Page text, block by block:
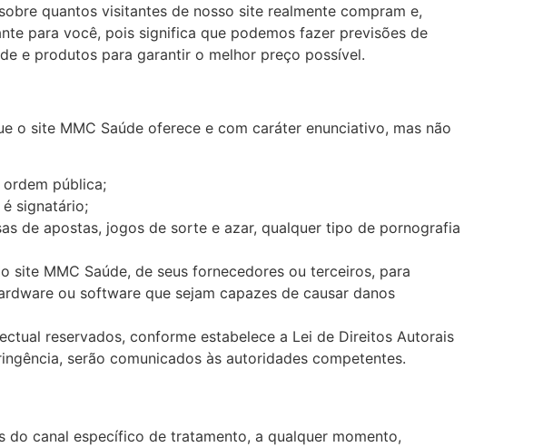
quantos visitantes de nosso site realmente compram e,
para você, pois significa que podemos fazer previsões de
e produtos para garantir o melhor preço possível.
o site MMC Saúde oferece e com caráter enunciativo, mas não
pública;
signatário;
de apostas, jogos de sorte e azar, qualquer tipo de pornografia
MMC Saúde, de seus fornecedores ou terceiros, para
ou software que sejam capazes de causar danos
reservados, conforme estabelece a Lei de Direitos Autorais
serão comunicados às autoridades competentes.
canal específico de tratamento, a qualquer momento,